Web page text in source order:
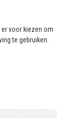
er voor kiezen om
te gebruiken.